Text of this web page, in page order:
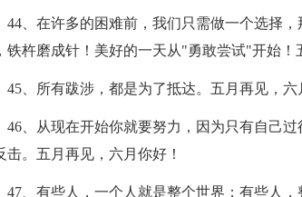
44、在许多的困难前，我们只需做一个选择
铁杵磨成针！美好的一天从"勇敢尝试"开始！
45、所有跋涉，都是为了抵达。五月再见，六
46、从现在开始你就要努力，因为只有自己
击。五月再见，六月你好！
47、有些人，一个人就是整个世界；有些人